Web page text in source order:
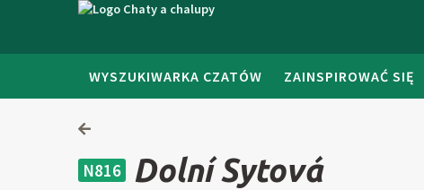
WYSZUKIWARKA CZATÓW ZAINSPIROWAĆ SIĘ
N816 Dolní Sytová